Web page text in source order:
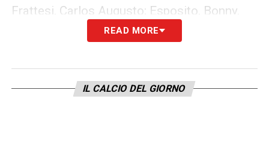
Frattesi, Carlos Augusto; Esposito, Bonny.
Chivu.A disposizione: Sommer,
Dimarco, Cocchi, Bovo, Kamate, Sucic,
Zielinski, Lautaro, Thuram.
READ MORE
IL CALCIO DEL GIORNO